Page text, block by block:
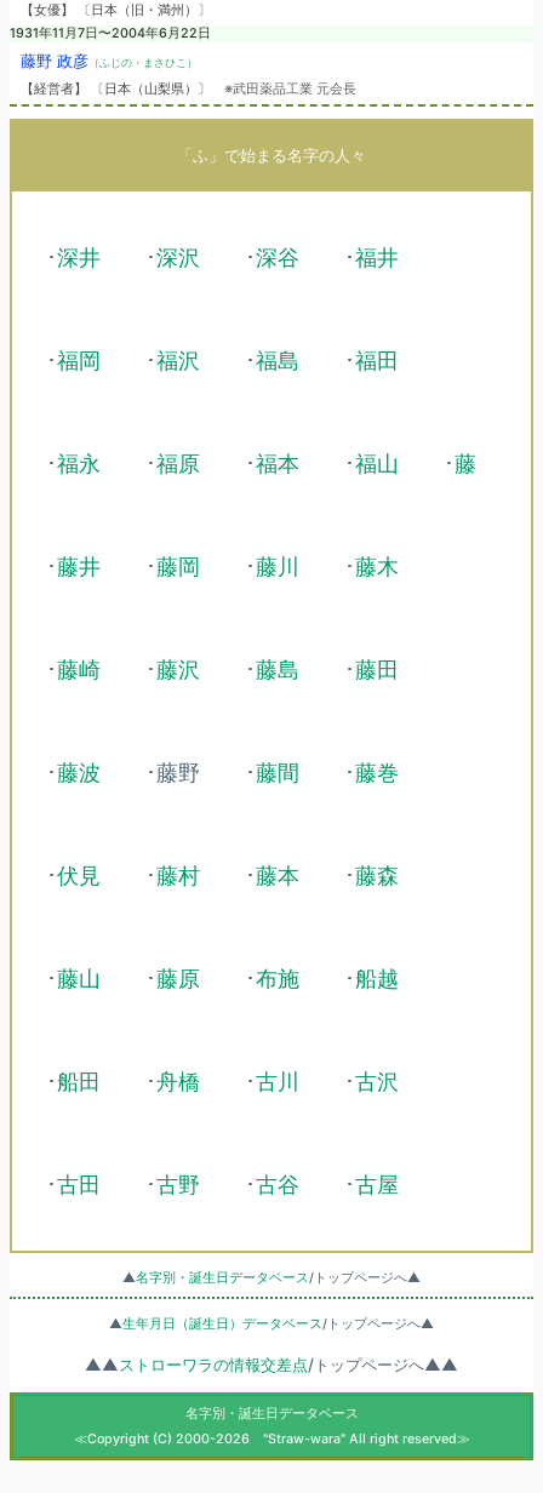
【女優】 〔日本（旧・満州）〕
1931年11月7日〜2004年6月22日
藤野 政彦（ふじの・まさひこ）
【経営者】 〔日本（山梨県）〕 ※武田薬品工業 元会長
「ふ」で始まる名字の人々
･深井 ･深沢 ･深谷 ･福井
･福岡 ･福沢 ･福島 ･福田
･福永 ･福原 ･福本 ･福山 ･藤
･藤井 ･藤岡 ･藤川 ･藤木
･藤崎 ･藤沢 ･藤島 ･藤田
･藤波 ･藤野 ･藤間 ･藤巻
･伏見 ･藤村 ･藤本 ･藤森
･藤山 ･藤原 ･布施 ･船越
･船田 ･舟橋 ･古川 ･古沢
･古田 ･古野 ･古谷 ･古屋
▲名字別・誕生日データベース/トップページへ▲
▲生年月日（誕生日）データベース/トップページへ▲
▲▲ストローワラの情報交差点/トップページへ▲▲
名字別・誕生日データベース
≪Copyright (C) 2000-2026 "Straw-wara" All right reserved≫